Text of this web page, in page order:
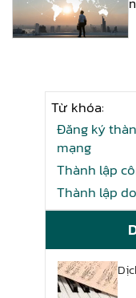
Từ khóa:
Đăng ký
mạng
Thành lập
Thành lập